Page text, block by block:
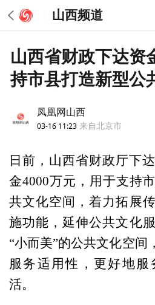
山西频道
山西省财政下达资
持市县打造新型公
凤凰网山西
03-16 11:23 来自北京市
日前，山西省财政厅下
金4000万元，用于支持
共文化空间，着力拓展
施功能，延伸公共文化
“小而美”的公共文化空间
服务适用性，更好地服
活。